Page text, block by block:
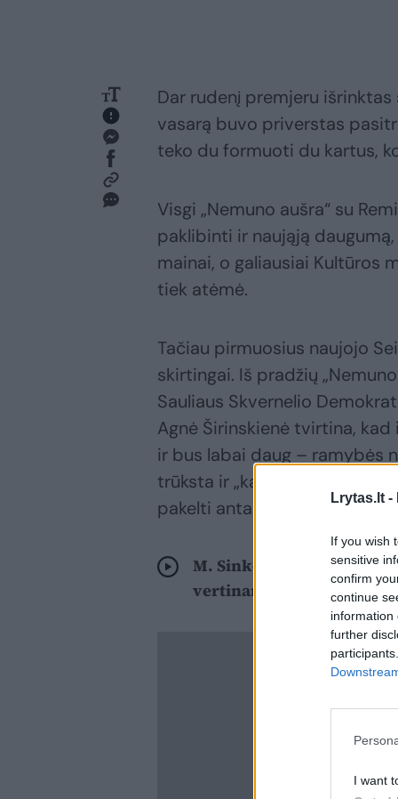
Lrytas.lt -
If you wish
sensitive
confirm
continue
information
further
I want
Dar rudenį premjeru
vasarą buvo priverstas
teko du formuoti du kartus,
Visgi „Nemuno aušra“ su
paklibinti ir naująją
mainai, o galiausiai Kultūros
tiek atėmė.
Tačiau pirmuosius naujojo
skirtingai. Iš pradžių
Sauliaus Skvernelio
Agnė Širinskienė tvirtina,
ir bus labai daug – ramybės
trūksta ir „kadrų į
pakelti antakį.
M. Sinkevičius nemano,
vertiname ne tik patirtį